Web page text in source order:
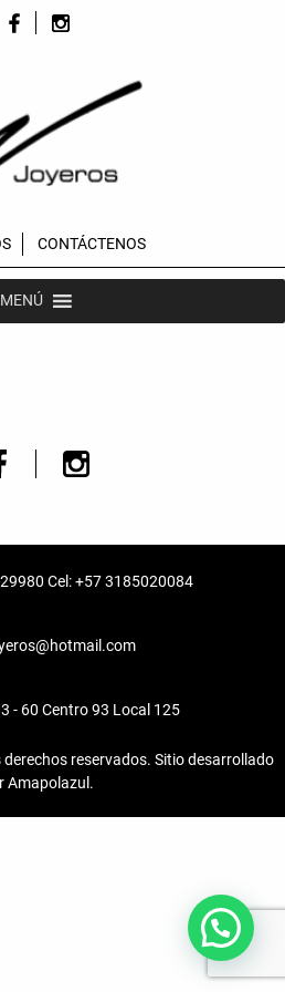
CONTÁCTENOS
MENÚ
Cel: +57 3185020084
- 60 Centro 93 Local 125
derechos reservados. Sitio desarrollado
Amapolazul .